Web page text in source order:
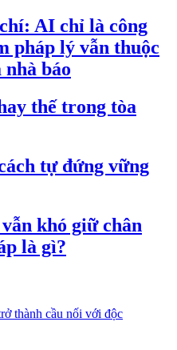
AI chỉ là công
pháp lý vẫn thuộc
nhà báo
thế trong tòa
tự đứng vững
khó giữ chân
là gì?